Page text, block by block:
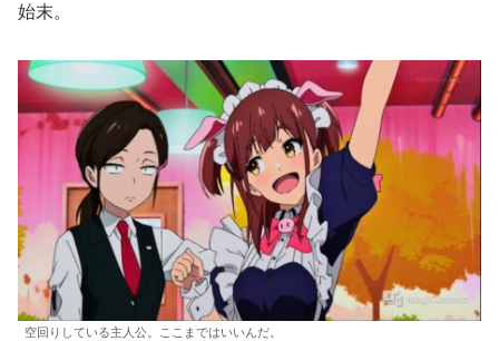
始末。
空回りしている主人公。ここまではいいんだ。